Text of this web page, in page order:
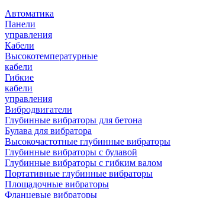
Автоматика
Панели
управления
Кабели
Высокотемпературные
кабели
Гибкие
кабели
управления
Вибродвигатели
Глубинные вибраторы для бетона
Булава для вибратора
Высокочастотные глубинные вибраторы
Глубинные вибраторы с булавой
Глубинные вибраторы с гибким валом
Портативные глубинные вибраторы
Площадочные вибраторы
Фланцевые вибраторы